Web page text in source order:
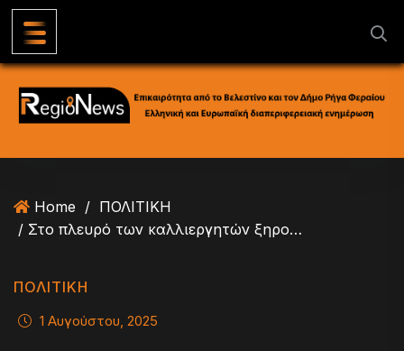
Home / ΠΟΛΙΤΙΚΗ
/ Στο πλευρό των καλλιεργητών ξηρού φασολιού του Δήμου Ρ. Φεραίου ο Αλέξανδρος Μεϊκόπουλος
ΠΟΛΙΤΙΚΗ
1 Αυγούστου, 2025